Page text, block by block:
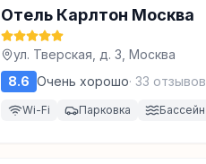
Отель Карлтон Москва
ул. Тверская, д. 3, Москва
8.6 Очень хорошо· 33 отзывов
Wi-Fi Парковка Бассейн